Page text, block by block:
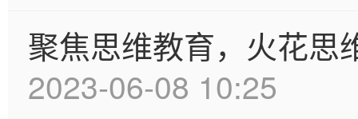
聚焦思维教育，火花思
2023-06-08 10:25